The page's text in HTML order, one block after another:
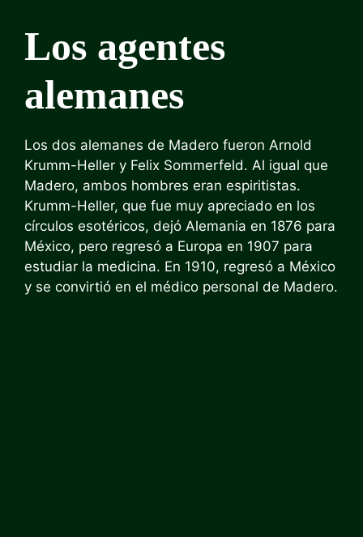
Los agentes
alemanes
Los dos alemanes de Madero fueron Arnold
Krumm-Heller y Felix Sommerfeld. Al igual que
Madero, ambos hombres eran espiritistas.
Krumm-Heller, que fue muy apreciado en los
círculos esotéricos, dejó Alemania en 1876 para
México, pero regresó a Europa en 1907 para
estudiar la medicina. En 1910, regresó a México
y se convirtió en el médico personal de Madero.